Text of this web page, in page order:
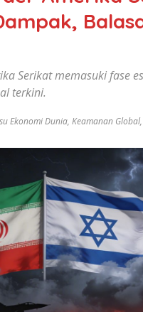
Serikat memasuki fase
terkini.
Ekonomi Dunia, Keamanan Global,